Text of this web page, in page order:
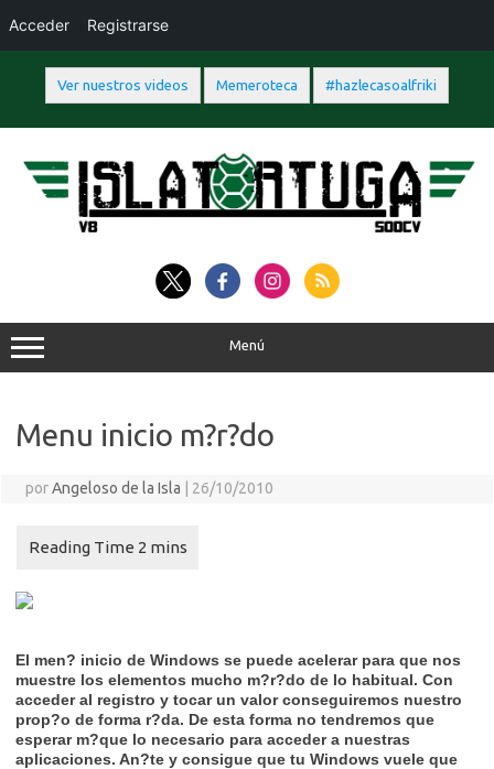
Ver nuestros videos Memeroteca #hazlecasoalfriki
contenido
Menú
Menu inicio m?r?do
porAngeloso de la Isla 26/10/2010
El men? inicio de Windows se puede acelerar para que nos
muestre los elementos mucho m?r?do de lo habitual. Con
acceder al registro y tocar un valor conseguiremos nuestro
prop?o de forma r?da. De esta forma no tendremos que
esperar m?que lo necesario para acceder a nuestras
aplicaciones. An?te y consigue que tu Windows vuele que
Acceder Registrarse